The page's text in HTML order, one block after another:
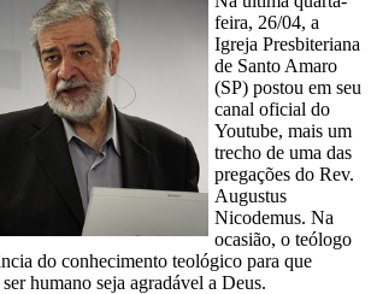
feira, 26/04, a
Igreja Presbiteriana
de Santo Amaro
(SP) postou em seu
canal oficial do
Youtube, mais um
trecho de uma das
pregações do Rev.
Augustus
Nicodemus. Na
ocasião, o teólogo
do conhecimento teológico para que
humano seja agradável a Deus.